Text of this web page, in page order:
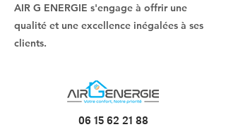
AIR G ENERGIE s'engage à offrir une
qualité et une excellence inégalées à ses
clients.
06 15 62 21 88